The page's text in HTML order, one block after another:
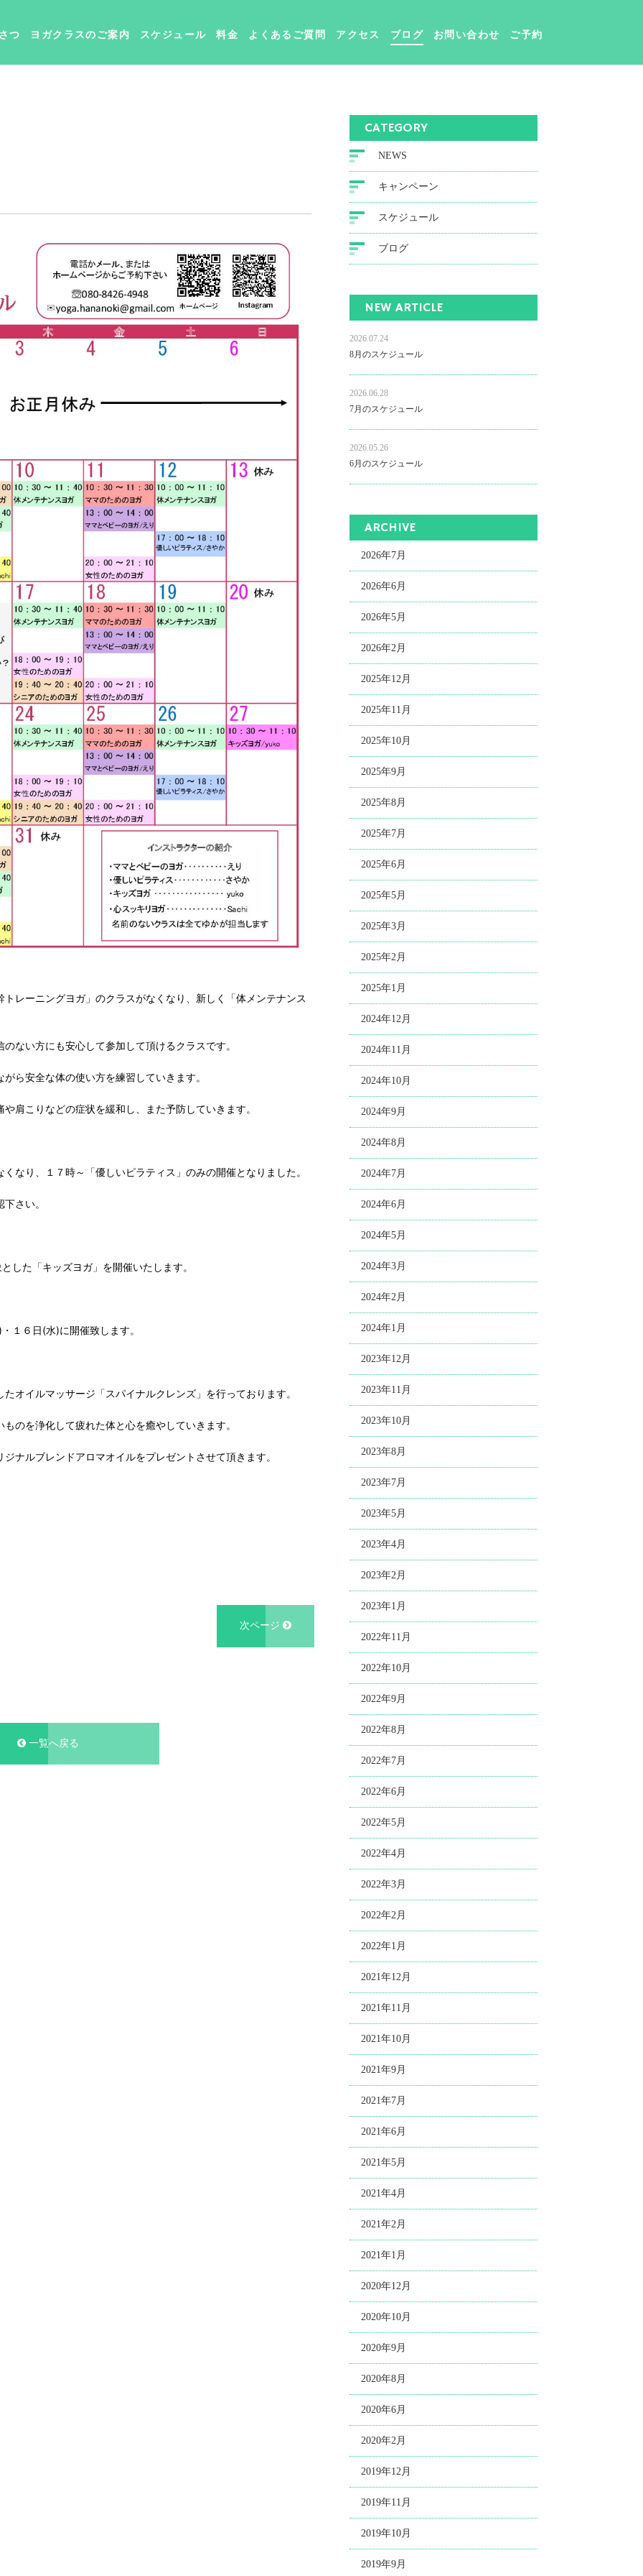
つ ヨガクラスのご案内 スケジュール 料金 よくあるご質問 アクセス ブログ お問い合わせ ご予約
レーニングヨガ」のクラスがなくなり、新しく「体メンテナンス
ない方にも安心して参加して頂けるクラスです。
ら安全な体の使い方を練習していきます。
肩こりなどの症状を緩和し、また予防していきます。
なり、１７時～「優しいピラティス」のみの開催となりました。
さい。
した「キッズヨガ」を開催いたします。
１６日(水)に開催致します。
オイルマッサージ「スパイナルクレンズ」を行っております。
のを浄化して疲れた体と心を癒やしていきます。
ナルブレンドアロマオイルをプレゼントさせて頂きます。
次ページ
一覧へ戻る
CATEGORY
NEWS
キャンペーン
スケジュール
ブログ
NEW ARTICLE
2026.07.24
8月のスケジュール
2026.06.28
7月のスケジュール
2026.05.26
6月のスケジュール
ARCHIVE
2026年7月
2026年6月
2026年5月
2026年2月
2025年12月
2025年11月
2025年10月
2025年9月
2025年8月
2025年7月
2025年6月
2025年5月
2025年3月
2025年2月
2025年1月
2024年12月
2024年11月
2024年10月
2024年9月
2024年8月
2024年7月
2024年6月
2024年5月
2024年3月
2024年2月
2024年1月
2023年12月
2023年11月
2023年10月
2023年8月
2023年7月
2023年5月
2023年4月
2023年2月
2023年1月
2022年11月
2022年10月
2022年9月
2022年8月
2022年7月
2022年6月
2022年5月
2022年4月
2022年3月
2022年2月
2022年1月
2021年12月
2021年11月
2021年10月
2021年9月
2021年7月
2021年6月
2021年5月
2021年4月
2021年2月
2021年1月
2020年12月
2020年10月
2020年9月
2020年8月
2020年6月
2020年2月
2019年12月
2019年11月
2019年10月
2019年9月